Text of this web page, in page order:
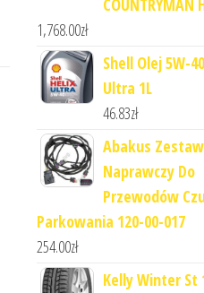
COUNTRYMAN
1,768.00zł
Shell Olej 5W-
Ultra 1L
46.83zł
Abakus Zestaw
Naprawczy Do
Przewodów
Parkowania 120-00-017
254.00zł
Kelly Winter St